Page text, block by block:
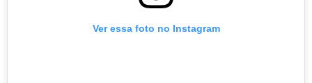
Ver essa foto no Instagram